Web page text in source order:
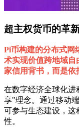
超主权货币的革
Pi币构建的分布式网
术实现价值跨地域自
家信用背书，而是依
在数字经济全球化进
享"理念。通过移动
可参与生态建设，这
性。